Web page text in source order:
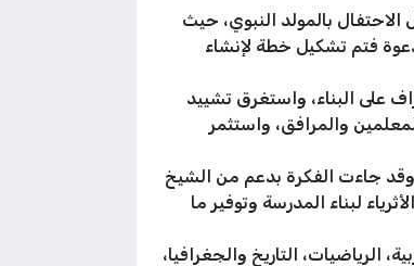
المباركية في ديوانية الشيخ يوسف بن عيسى القناعي عام 1910م خلال الاحتفال بالمولد النبوي، حيث
فتم تشكيل خطة لإنشاء
على البناء، واستغرق تشييد
بالإضافة إلى غرف للمعلمين والمرافق، واستثمر
في الكويت، وقد جاءت الفكرة بدعم من الشيخ
لبناء المدرسة وتوفير ما
الرياضيات، التاريخ والجغرافيا،